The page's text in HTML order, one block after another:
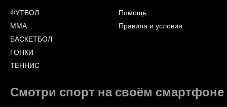
ФУТБОЛ
ММА
БАСКЕТБОЛ
ГОНКИ
ТЕННИС
Помощь
Правила и условия
Смотри спорт на своём смартфоне